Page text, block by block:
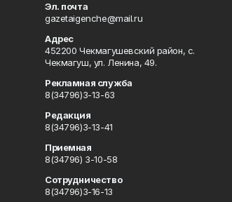
Эл. почта
gazetaigenche@mail.ru
Адрес
452200 Чекмагушевский район, с.
Чекмагуш, ул. Ленина, 49.
Рекламная служба
8(34796)3-13-63
Редакция
8(34796)3-13-41
Приемная
8(34796) 3-10-58
Сотрудничество
8(34796)3-16-13